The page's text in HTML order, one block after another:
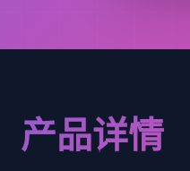
产品详情